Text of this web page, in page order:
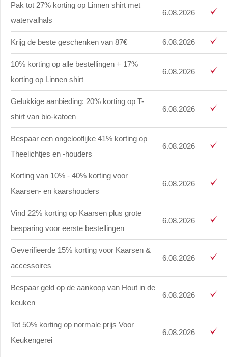
Pak tot 27% korting op Linnen shirt met
watervalhals
6.08.2026
Krijg de beste geschenken van 87€ 6.08.2026
10% korting op alle bestellingen + 17%
korting op Linnen shirt
6.08.2026
Gelukkige aanbieding: 20% korting op T-
shirt van bio-katoen
6.08.2026
Bespaar een ongelooflijke 41% korting op
Theelichtjes en -houders
6.08.2026
Korting van 10% - 40% korting voor
Kaarsen- en kaarshouders
6.08.2026
Vind 22% korting op Kaarsen plus grote
besparing voor eerste bestellingen
6.08.2026
Geverifieerde 15% korting voor Kaarsen &
accessoires
6.08.2026
Bespaar geld op de aankoop van Hout in de
keuken
6.08.2026
Tot 50% korting op normale prijs Voor
Keukengerei
6.08.2026